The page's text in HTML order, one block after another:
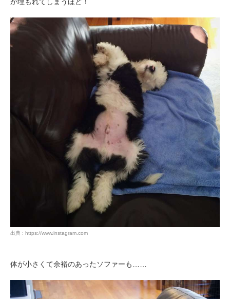
出典 : https://www.instagram.com
体が小さくて余裕のあったソファーも……